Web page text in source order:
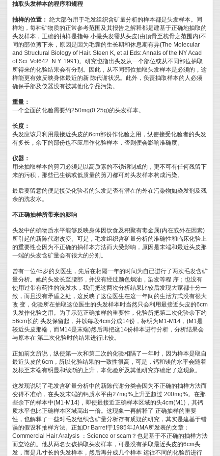
抽取头发样本的程序和规程
抽样的位置： 绝大部份用于毛发组织含矿量分析的样本都是头发样本。同
样地，每种矿物质的正常参考范围及其报告之解释都是建基于正确地抽取的
头发样本，正确的抽样是指每 小撮头发需从头皮(由顶骨至枕骨之范围内)不
同的部位剪下来，原因是因为毛囊的生长期和休息期有异(The Molecular
and Structural Biology of Hair. Steen K, et al Eds: Annals of the NY Acad
of Sci. Vol642. N.Y. 1991)。研究也指出头发从一个部位或从不同部位抽取
所得来的化验结果会有分别。因此，从不同部位抽取头发样本是必须的，这
样能更有效反映身体最近的新 陈代谢状况。此外，负责抽取样本的人必须
确保手部及仪器没有被其他化学品污染。
重量：
一个全面的化验需要约250mg(0.25g)的头发样本。
长度：
头发应该只利用最接近头皮的6cm部份作化验之用，纵使接受化验者的头发
有多长，余下的部份也不应用作化验样本，否则便会影响准确度。
仪器：
用来抽取样本的剪刀必须是以高质素的不锈钢制成的，更不可有任何残留下
来的污积，那些已生锈或低质量的剪刀都可对头发样本构成污染。
最后要留意的便是接受化验者的头发是否有潜在的外在污染物如染发剂及残
余的洗发水。
不正确抽样所带来的影响
头发中的确物质水平能够反映身体因饮食及积聚有毒金属(内在或外在因素)
所引起的新陈代谢改变。可是，毛发组织含矿量分析的准确性和临床化验上
的重要性会因为不正确的抽样本方法而大受影响，原因是末端和最近头皮那
一端的头发含矿量会有很大的分别。
曾有一位45岁的女医生，先后在相隔一年的时间为自已进行了两次毛发含矿
量分析。她的头发长至腰部，并没有经过颜色焗油，染发等程 序；也没有
使用过带有药性的洗发水，我们把这两次分析结果比较后发现大家都十分一
致，而且没有矛盾之处，这反映了这位医生在这一年间的生活方式没有很大
改 变，化验所在抽取这位医生的头发样本时当然只会利用最接近头皮的6cm
头发作化验之用。为了示范正确抽样的重要性，化验所把第二次化验余下约
56cm长的 头发保留起，并以每段4cm分成14份，标明为M1-M14，(M1是
较近头皮那端，而M14是末端)然后再把这14份样本进行分析，分析结果会
与原本在 第二次化验时的结果进行比较。
正如前文所说，纵使第一次和第二次的化验相隔了一年时，因为样本是取自
最近头皮的6cm，所以化验结果的一致性很高，可是，钙和镁的水平会随着
发根至末端有明显和续渐的上升，本化验所及其他研究亦确定了这现象。
这发现说明了毛发含矿量分析中的新陈代谢分类会因为不正确的抽样方法而
变得不准确，在头发末端的钙质水平由27mg%上升至超过 200mg%。在那
些余下的样本中(M1-M14)，即使最接近正确样本区域的头4cm(M1)，其钙
质水平也比正确样本区域高出一倍。这现象一再解释了 正确抽样的重要
性，也解释了一些对毛发组织含矿量分析存有质疑的研究，其实是建基于错
误的假设和抽样方法。正如Dr Barret于1985年JAMA所发表的文章：
Commercial Hair Aralysis ：Science or scam？也是基于不正确的抽样方法
而立论的。他从两名女孩抽取头发样本，可是没有抽取最近头皮的6cm头
发，而是几寸长的头发样本，然后再分成几个样本 运往不同的化验所进行